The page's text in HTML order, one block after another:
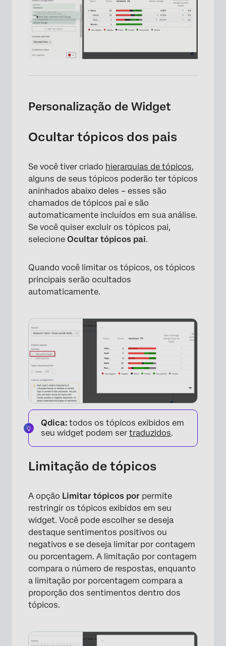
Personalização de Widget
Ocultar tópicos dos pais
Se você tiver criado hierarquias de tópicos,
alguns de seus tópicos poderão ter tópicos
aninhados abaixo deles – esses são
chamados de tópicos pai e são
automaticamente incluídos em sua análise.
Se você quiser excluir os tópicos pai,
selecione Ocultar tópicos pai.
Quando você limitar os tópicos, os tópicos
principais serão ocultados
automaticamente.
Qdica: todos os tópicos exibidos em
seu widget podem ser traduzidos.
Limitação de tópicos
A opção Limitar tópicos por permite
restringir os tópicos exibidos em seu
widget. Você pode escolher se deseja
destaque sentimentos positivos ou
negativos e se deseja limitar por contagem
ou porcentagem. A limitação por contagem
compara o número de respostas, enquanto
a limitação por porcentagem compara a
proporção dos sentimentos dentro dos
tópicos.